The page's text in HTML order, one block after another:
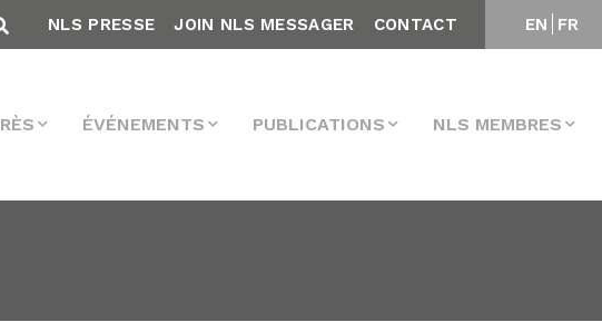
EN FR
NLS PRESSE JOIN NLS MESSAGER CONTACT
ÉVÉNEMENTS PUBLICATIONS NLS MEMBRES